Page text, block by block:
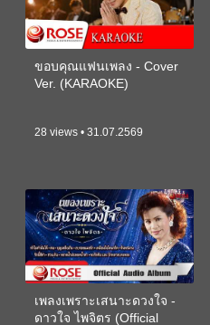
ขอบคุณแฟนเพลง - Cover
Ver. (KARAOKE)
28 views • 31.07.2569
เพลงเพราะเสนาะดวงใจ -
ดาวใจ ไพจิตร (Official